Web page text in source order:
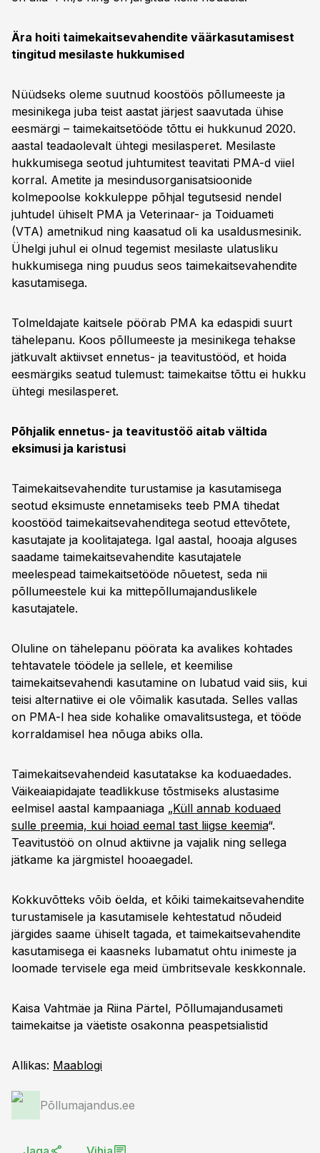
Ära hoiti taimekaitsevahendite väärkasutamisest
tingitud mesilaste hukkumised
Nüüdseks oleme suutnud koostöös põllumeeste ja
mesinikega juba teist aastat järjest saavutada ühise
eesmärgi – taimekaitsetööde tõttu ei hukkunud 2020.
aastal teadaolevalt ühtegi mesilasperet. Mesilaste
hukkumisega seotud juhtumitest teavitati PMA-d viiel
korral. Ametite ja mesindusorganisatsioonide
kolmepoolse kokkuleppe põhjal tegutsesid nendel
juhtudel ühiselt PMA ja Veterinaar- ja Toiduameti
(VTA) ametnikud ning kaasatud oli ka usaldusmesinik.
Ühelgi juhul ei olnud tegemist mesilaste ulatusliku
hukkumisega ning puudus seos taimekaitsevahendite
kasutamisega.
Tolmeldajate kaitsele pöörab PMA ka edaspidi suurt
tähelepanu. Koos põllumeeste ja mesinikega tehakse
jätkuvalt aktiivset ennetus- ja teavitustööd, et hoida
eesmärgiks seatud tulemust: taimekaitse tõttu ei hukku
ühtegi mesilasperet.
Põhjalik ennetus- ja teavitustöö aitab vältida
eksimusi ja karistusi
Taimekaitsevahendite turustamise ja kasutamisega
seotud eksimuste ennetamiseks teeb PMA tihedat
koostööd taimekaitsevahenditega seotud ettevõtete,
kasutajate ja koolitajatega. Igal aastal, hooaja alguses
saadame taimekaitsevahendite kasutajatele
meelespead taimekaitsetööde nõuetest, seda nii
põllumeestele kui ka mittepõllumajanduslikele
kasutajatele.
Oluline on tähelepanu pöörata ka avalikes kohtades
tehtavatele töödele ja sellele, et keemilise
taimekaitsevahendi kasutamine on lubatud vaid siis, kui
teisi alternatiive ei ole võimalik kasutada. Selles vallas
on PMA-l hea side kohalike omavalitsustega, et tööde
korraldamisel hea nõuga abiks olla.
Taimekaitsevahendeid kasutatakse ka koduaedades.
Väikeaiapidajate teadlikkuse tõstmiseks alustasime
eelmisel aastal kampaaniaga „Küll annab koduaed
sulle preemia, kui hoiad eemal tast liigse keemia“.
Teavitustöö on olnud aktiivne ja vajalik ning sellega
jätkame ka järgmistel hooaegadel.
Kokkuvõtteks võib öelda, et kõiki taimekaitsevahendite
turustamisele ja kasutamisele kehtestatud nõudeid
järgides saame ühiselt tagada, et taimekaitsevahendite
kasutamisega ei kaasneks lubamatut ohtu inimeste ja
loomade tervisele ega meid ümbritsevale keskkonnale.
Kaisa Vahtmäe ja Riina Pärtel, Põllumajandusameti
taimekaitse ja väetiste osakonna peaspetsialistid
Allikas: Maablogi
Põllumajandus.ee